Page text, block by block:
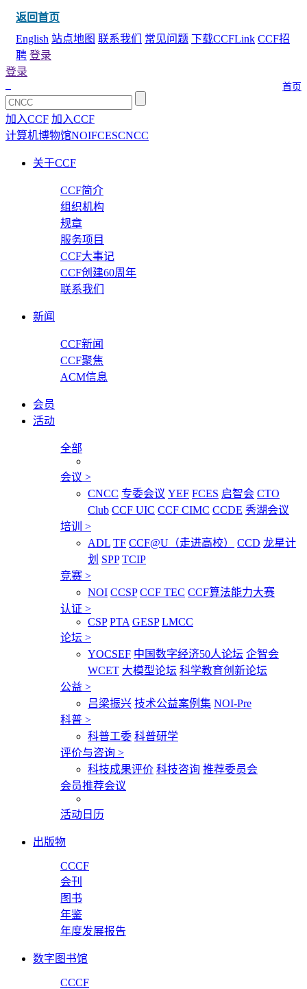
返回首页
English 站点地图 联系我们 常见问题 下载CCFLink CCF招
聘 登录
首页
登录
加入CCF 加入CCF
计算机博物馆NOIFCESCNCC
关于CCF
CCF简介
组织机构
规章
服务项目
CCF大事记
CCF创建60周年
联系我们
新闻
CCF新闻
CCF聚焦
ACM信息
会员
活动
全部
会议 >
CNCC 专委会议 YEF FCES 启智会 CTO
Club CCF UIC CCF CIMC CCDE 秀湖会议
培训 >
ADL TF CCF@U（走进高校） CCD 龙星计
划 SPP TCIP
竞赛 >
NOI CCSP CCF TEC CCF算法能力大赛
认证 >
CSP PTA GESP LMCC
论坛 >
YOCSEF 中国数字经济50人论坛 企智会
WCET 大模型论坛 科学教育创新论坛
公益 >
吕梁振兴 技术公益案例集 NOI-Pre
科普 >
科普工委 科普研学
评价与咨询 >
科技成果评价 科技咨询 推荐委员会
会员推荐会议
活动日历
出版物
CCCF
会刊
图书
年鉴
年度发展报告
数字图书馆
CCCF